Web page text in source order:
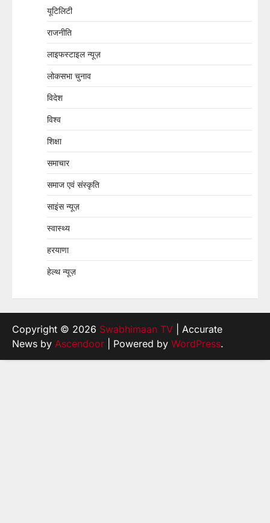
यूटिलिटी
राजनीति
लाइफस्टाइल न्यूज़
लोकसभा चुनाव
विदेश
विश्व
शिक्षा
समाचार
समाज एवं संस्कृति
साइंस न्यूज़
स्वास्थ्य
हरयाणा
हेल्थ न्यूज़
Copyright © 2026 Swabhimaan TV | Accurate
News by Ascendoor | Powered by WordPress.